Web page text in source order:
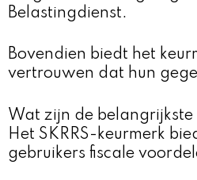
Belastingdienst.
Bovendien biedt het
vertrouwen dat hun
Wat zijn de
Het SKRRS-keurmerk
gebruikers fiscale